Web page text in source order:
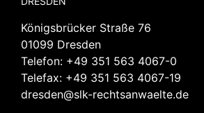
Königsbrücker Straße 76
01099 Dresden
Telefon: +49 351 563 4067-0
Telefax: +49 351 563 4067-19
dresden@slk-rechtsanwaelte.de